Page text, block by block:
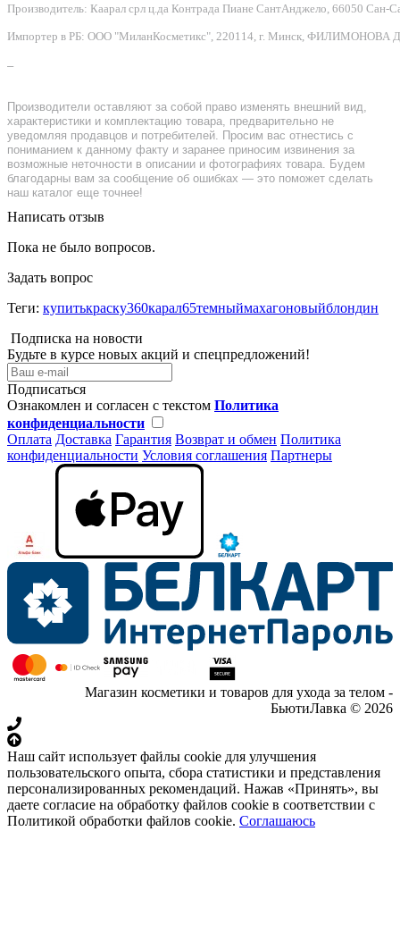
Производитель: Каарал срл ц.да Контрада Пиане СантАнджело, 66050 Сан-
Импортер в РБ: ООО "МиланКосметикс", 220114, г. Минск, ФИЛИМОНОВА
–
Производители оставляют за собой право изменять внешний вид,
характеристики и комплектацию товара, предварительно не
уведомляя продавцов и потребителей. Просим вас отнестись с
пониманием к данному факту и заранее приносим извинения за
возможные неточности в описании и фотографиях товара. Будем
благодарны вам за сообщение об ошибках — это поможет сделать
наш каталог еще точнее!
Написать отзыв
Пока не было вопросов.
Задать вопрос
Теги: купитькраску360карал65темныймахагоновыйблондин
Подписка на новости
Будьте в курсе новых акций и спецпредложений!
Подписаться
Ознакомлен и согласен с текстом Политика
конфиденциальности
Оплата Доставка Гарантия Возврат и обмен Политика
конфиденциальности Условия соглашения Партнеры
Магазин косметики и товаров для ухода за телом -
БьютиЛавка © 2026
Наш сайт использует файлы cookie для улучшения
пользовательского опыта, сбора статистики и представления
персонализированных рекомендаций. Нажав «Принять», вы
даете согласие на обработку файлов cookie в соответствии с
Политикой обработки файлов cookie. Соглашаюсь